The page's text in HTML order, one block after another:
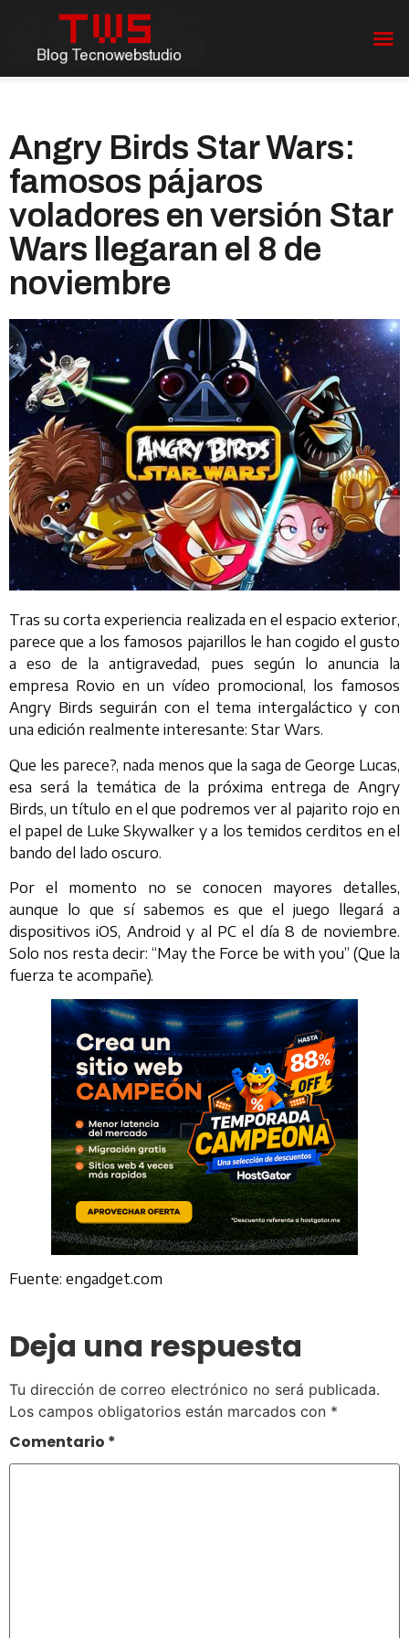
Angry Birds Star Wars:
famosos pájaros
voladores en versión Star
Wars llegaran el 8 de
noviembre
Tras su corta experiencia realizada en el espacio exterior,
parece que a los famosos pajarillos le han cogido el gusto
a eso de la antigravedad, pues según lo anuncia la
empresa Rovio en un vídeo promocional, los famosos
Angry Birds seguirán con el tema intergaláctico y con
una edición realmente interesante: Star Wars.
Que les parece?, nada menos que la saga de George Lucas,
esa será la temática de la próxima entrega de Angry
Birds, un título en el que podremos ver al pajarito rojo en
el papel de Luke Skywalker y a los temidos cerditos en el
bando del lado oscuro.
Por el momento no se conocen mayores detalles,
aunque lo que sí sabemos es que el juego llegará a
dispositivos iOS, Android y al PC el día 8 de noviembre.
Solo nos resta decir: “May the Force be with you” (Que la
fuerza te acompañe).
Fuente: engadget.com
Deja una respuesta
Tu dirección de correo electrónico no será publicada.
Los campos obligatorios están marcados con *
Comentario *